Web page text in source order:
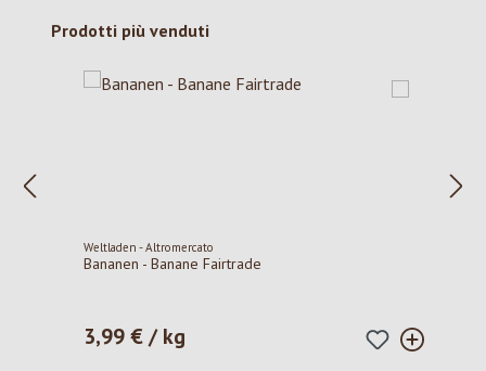
Salta la galleria dei prodotti
Prodotti più venduti
Weltladen - Altromercato
Bananen - Banane Fairtrade
Prezzo normale:
3,99 € / kg